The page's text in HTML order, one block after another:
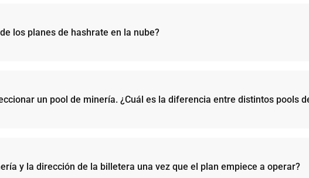
los planes de hashrate en la nube?
un pool de minería. ¿Cuál es la diferencia entre distintos pools
y la dirección de la billetera una vez que el plan empiece a operar?